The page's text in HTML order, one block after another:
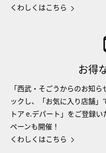
くわしくはこちら
お得
「西武・そごうからのお知
ックし、「お気に入り店舗
トア e.デパート」をご登録
ペーンも開催！
くわしくはこちら